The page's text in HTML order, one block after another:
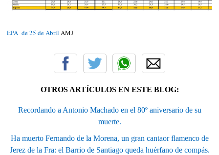
EPA de 25 de Abril AMJ
OTROS ARTÍCULOS EN ESTE BLOG:
Recordando a Antonio Machado en el 80º aniversario de su
muerte.
Ha muerto Fernando de la Morena, un gran cantaor flamenco de
Jerez de la Fra: el Barrio de Santiago queda huérfano de compás.